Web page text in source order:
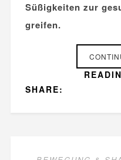
Süßigkeiten zur
greifen.
SHARE: